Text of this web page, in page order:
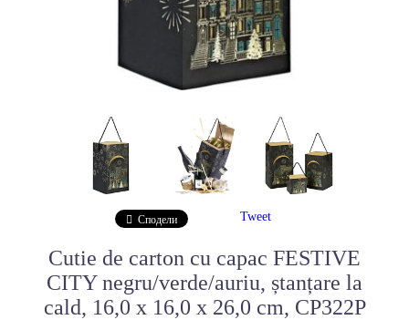
Cutie de carton cu capac FESTIVE
CITY negru/verde/auriu, ștanțare la
cald, 16,0 x 16,0 x 26,0 cm, CP322P
Сподели Tweet